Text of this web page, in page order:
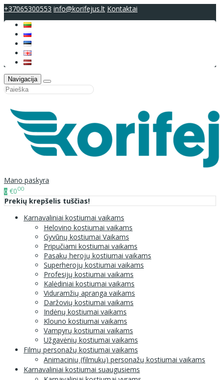
+37065300553 info@korifejus.lt Kontaktai
Navigacija
Mano paskyra
0 €000
Prekių krepšelis tuščias!
Karnavaliniai kostiumai vaikams
Helovino kostiumai vaikams
Gyvūnų kostiumai Vaikams
Pripučiami kostiumai vaikams
Pasakų herojų kostiumai vaikams
Superherojų kostiumai vaikams
Profesijų kostiumai vaikams
Kalėdiniai kostiumai vaikams
Viduramžių apranga vaikams
Daržovių kostiumai vaikams
Indėnų kostiumai vaikams
Klouno kostiumai vaikams
Vampyrų kostiumai vaikams
Užgavėnių kostiumai vaikams
Filmų personažų kostiumai vaikams
Animacinių (filmukų) personažų kostiumai vaikams
Karnavaliniai kostiumai suaugusiems